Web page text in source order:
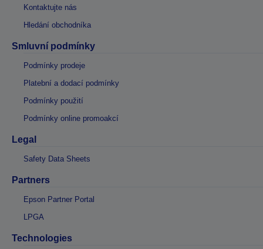
Kontaktujte nás
Hledání obchodníka
Smluvní podmínky
Podmínky prodeje
Platební a dodací podmínky
Podmínky použití
Podmínky online promoakcí
Legal
Safety Data Sheets
Partners
Epson Partner Portal
LPGA
Technologies